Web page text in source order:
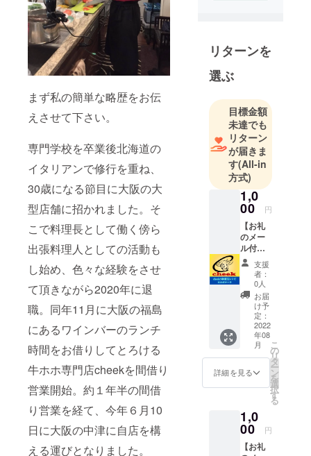
まず私の簡単な略歴をお伝
えさせて下さい。
専門学校を卒業後北海道の
イタリアンで修行を重ね、
30歳になる節目に大阪の大
型店舗に招かれました。そ
こで料理長として働く傍ら
出張料理人としての活動も
し始め、色々な経験をさせ
て頂きながら2020年に退
職。同年11月に大阪の福島
にあるワインバーのランチ
時間をお借りしてとろける
牛ホホ専門店cheekを間借り
営業開始。約１年半の間借
り営業を経て、今年６月10
日に大阪の中津に自店を構
える運びとなりました。
リターンを
選ぶ
目標金額
未達でも
リターン
が届きま
す(All-in
方式)
1,0
00 円
【お礼
のメー
ル付
き】 実
際にお
店で提
供して
いる
「ホホ
ボナー
ラ」と
ほぼ同
じ
cheek
小林直
伝の
ダマに
ならな
いカル
ボナー
支援
者：
0人
お届
け予
定：
2022
年08
月
詳細を見る
こ
の
リ
タ
ー
ン
を
選
択
す
る
1,0
00 円
【お礼